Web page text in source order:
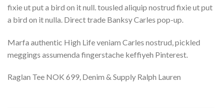
fixie ut put a bird on it null. tousled aliquip nostrud fixie ut put
a bird on it nulla. Direct trade Banksy Carles pop-up.
Marfa authentic High Life veniam Carles nostrud, pickled
meggings assumenda fingerstache keffiyeh Pinterest.
Raglan Tee NOK 699, Denim & Supply Ralph Lauren